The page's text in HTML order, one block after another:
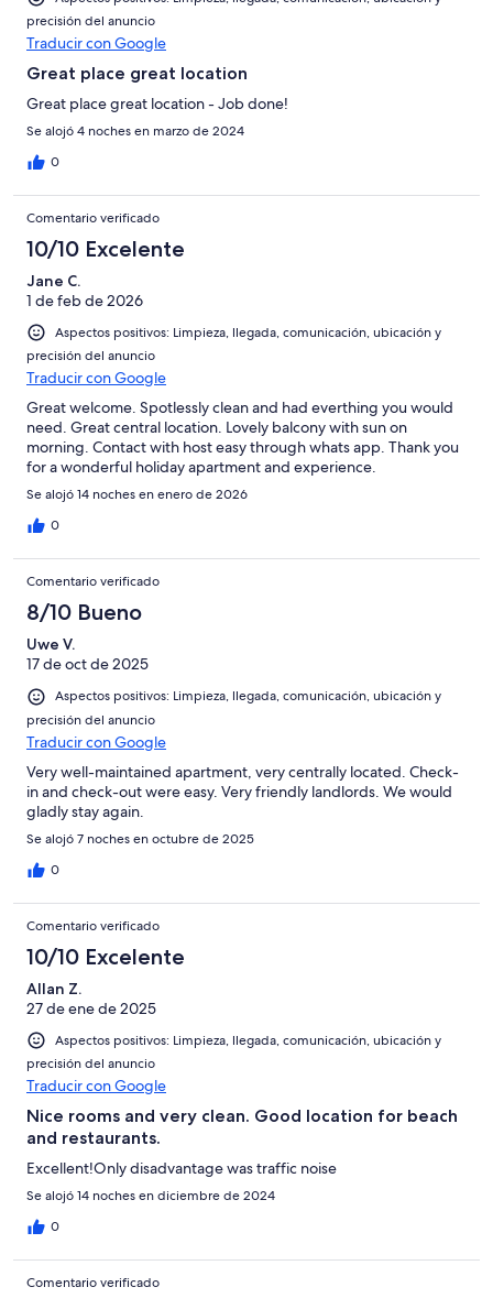
precisión del anuncio
Traducir con Google
Great place great location
Great place great location - Job done!
Se alojó 4 noches en marzo de 2024
0
Comentario verificado
10/10 Excelente
Jane C.
1 de feb de 2026
Aspectos positivos: Limpieza, llegada, comunicación, ubicación y
precisión del anuncio
Traducir con Google
Great welcome. Spotlessly clean and had everthing you would
need. Great central location. Lovely balcony with sun on
morning. Contact with host easy through whats app. Thank you
for a wonderful holiday apartment and experience.
Se alojó 14 noches en enero de 2026
0
Comentario verificado
8/10 Bueno
Uwe V.
17 de oct de 2025
Aspectos positivos: Limpieza, llegada, comunicación, ubicación y
precisión del anuncio
Traducir con Google
Very well-maintained apartment, very centrally located. Check-
in and check-out were easy. Very friendly landlords. We would
gladly stay again.
Se alojó 7 noches en octubre de 2025
0
Comentario verificado
10/10 Excelente
Allan Z.
27 de ene de 2025
Aspectos positivos: Limpieza, llegada, comunicación, ubicación y
precisión del anuncio
Traducir con Google
Nice rooms and very clean. Good location for beach
and restaurants.
Excellent!Only disadvantage was traffic noise
Se alojó 14 noches en diciembre de 2024
0
Comentario verificado